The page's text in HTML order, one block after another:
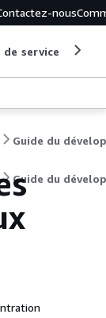
nous
de service
Guide du